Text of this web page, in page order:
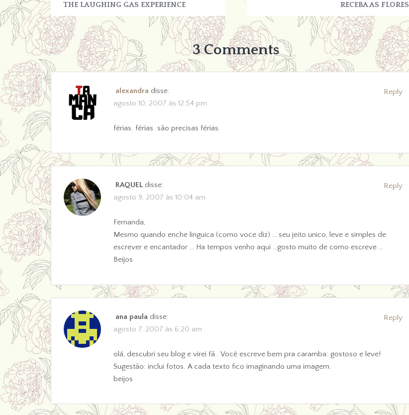
THE LAUGHING GAS EXPERIENCE
RECEBA AS FLORES
3 Comments
alexandra disse:
agosto 10, 2007 às 12:54 pm
férias. férias. são precisas férias.
Reply
RAQUEL disse:
agosto 9, 2007 às 10:04 am
Fernanda,
Mesmo quando enche linguica (como voce diz) … seu jeito unico, leve e simples de
escrever e encantador … Ha tempos venho aqui …gosto muito de como escreve …
Beijos
Reply
ana paula disse:
agosto 7, 2007 às 6:20 am
olá, descubri seu blog e virei fã.. Você escreve bem pra caramba: gostoso e leve!
Sugestão: inclui fotos. A cada texto fico imaginando uma imagem.
beijos
Reply